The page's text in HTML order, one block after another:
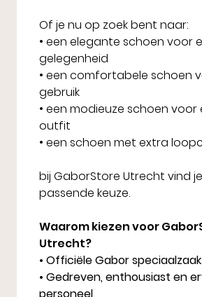
Of je nu op zoek bent naar:
• een elegante schoen voor
gelegenheid
• een comfortabele schoen
gebruik
• een modieuze schoen voor
outfit
• een schoen met extra
bij GaborStore Utrecht vind
passende keuze.
Waarom kiezen voor
Utrecht?
• Officiële Gabor speciaalzaak
• Gedreven, enthousiast en